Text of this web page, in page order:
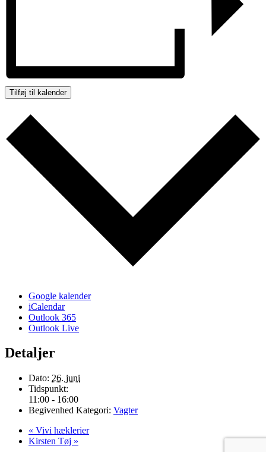
Tilføj til kalender
Google kalender
iCalendar
Outlook 365
Outlook Live
Detaljer
Dato: 26. juni
Tidspunkt:
11:00 - 16:00
Begivenhed Kategori: Vagter
« Vivi hæklerier
Kirsten Tøj »